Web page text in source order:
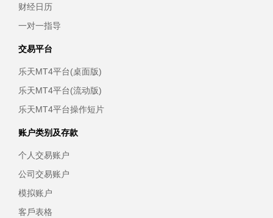
财经日历
一对一指导
交易平台
乐天MT4平台(桌面版)
乐天MT4平台(流动版)
乐天MT4平台操作短片
账户类别及存款
个人交易账户
公司交易账户
模拟账户
客戶表格